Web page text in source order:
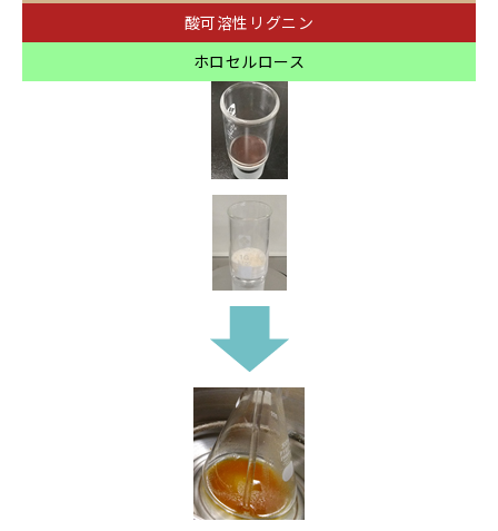
酸可溶性リグニン
ホロセルロース